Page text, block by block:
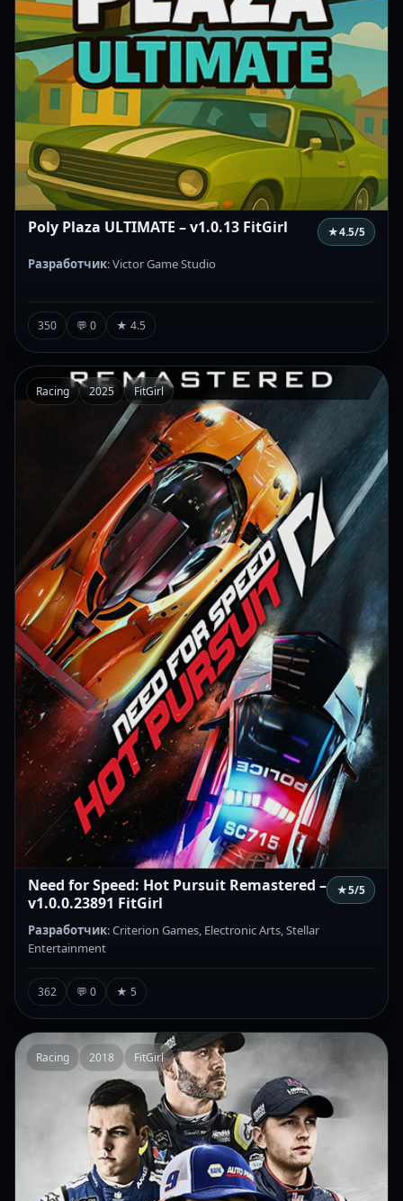
Poly Plaza ULTIMATE – v1.0.13 FitGirl ★4.5/5
Разработчик: Victor Game Studio
350 💬 0 ★ 4.5
Racing 2025 FitGirl
Need for Speed: Hot Pursuit Remastered –
v1.0.0.23891 FitGirl
★5/5
Разработчик: Criterion Games, Electronic Arts, Stellar
Entertainment
362 💬 0 ★ 5
Racing 2018 FitGirl